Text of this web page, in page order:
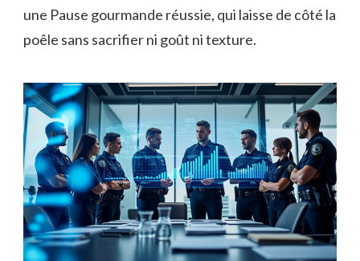
une Pause gourmande réussie, qui laisse de côté la
poêle sans sacrifier ni goût ni texture.